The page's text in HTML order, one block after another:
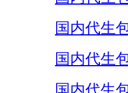
国内代生
国内代生
国内代生